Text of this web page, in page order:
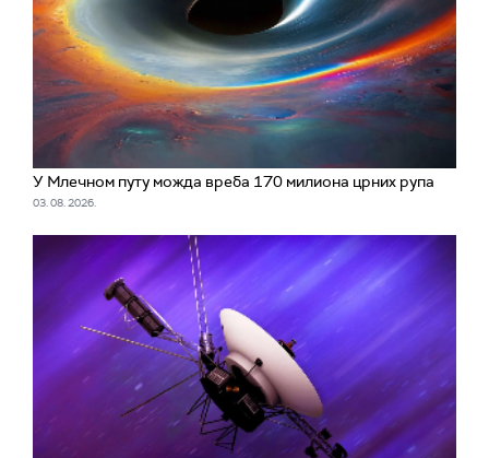
У Млечном путу можда вреба 170 милиона црних рупа
03. 08. 2026.